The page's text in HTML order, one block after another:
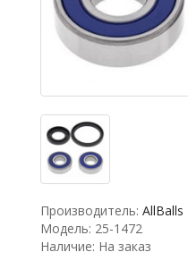
Производитель: AllBalls
Модель: 25-1472
Наличие: На заказ